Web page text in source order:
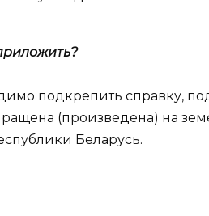
подкрепить справку,
(произведена) на
Беларусь.